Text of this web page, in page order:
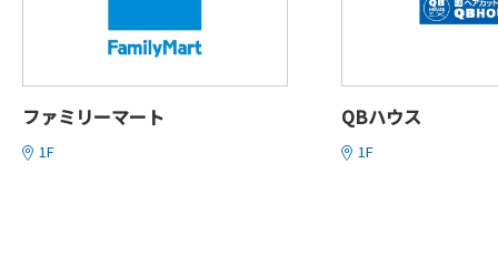
ファミリーマート
1F
QBハウス
1F